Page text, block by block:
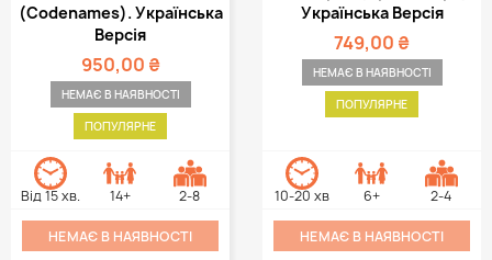
(Codenames). Українська
Версія
950,00 ₴
НЕМАЄ В НАЯВНОСТІ
ПОПУЛЯРНЕ
Від 15 хв. 14+ 2-8
НЕМАЄ В НАЯВНОСТІ
Українська Версія
749,00 ₴
НЕМАЄ В НАЯВНОСТІ
ПОПУЛЯРНЕ
10-20 хв 6+ 2-4
НЕМАЄ В НАЯВНОСТІ